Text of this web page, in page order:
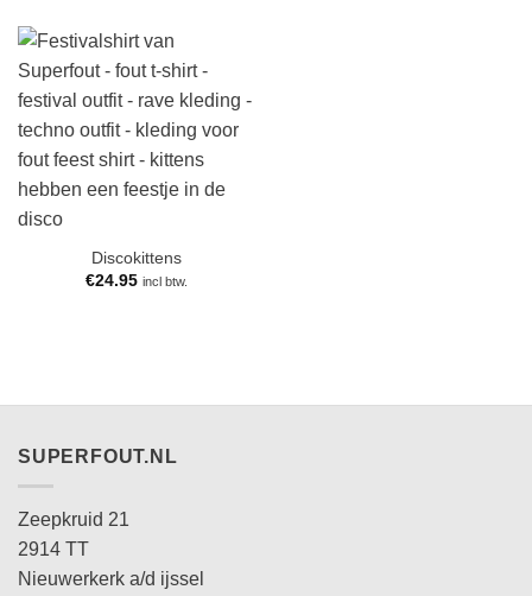
Discokittens
€24.95 incl btw.
SUPERFOUT.NL
Zeepkruid 21
2914 TT
Nieuwerkerk a/d ijssel